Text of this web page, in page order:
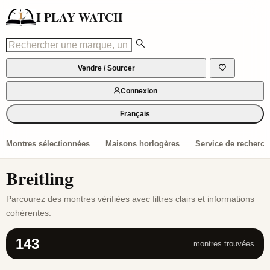
I PLAY WATCH
Vendre / Sourcer
Connexion
Français
Montres sélectionnées Maisons horlogères Service de
Breitling
Parcourez des montres vérifiées avec filtres clairs et informations
cohérentes.
143 montres trouvées